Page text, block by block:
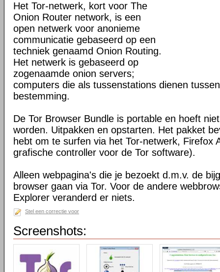
Het Tor-netwerk, kort voor The
Onion Router network, is een
open netwerk voor anonieme
communicatie gebaseerd op een
techniek genaamd Onion Routing.
Het netwerk is gebaseerd op
zogenaamde onion servers;
computers die als tussenstations dienen
bestemming.
De Tor Browser Bundle is portable en hoeft
worden. Uitpakken en opstarten. Het pakket
hebt om te surfen via het Tor-netwerk, Firefox
grafische controller voor de Tor software).
Alleen webpagina's die je bezoekt d.m.v. de
browser gaan via Tor. Voor de andere
Explorer veranderd er niets.
Stel een correctie voor
Screenshots: